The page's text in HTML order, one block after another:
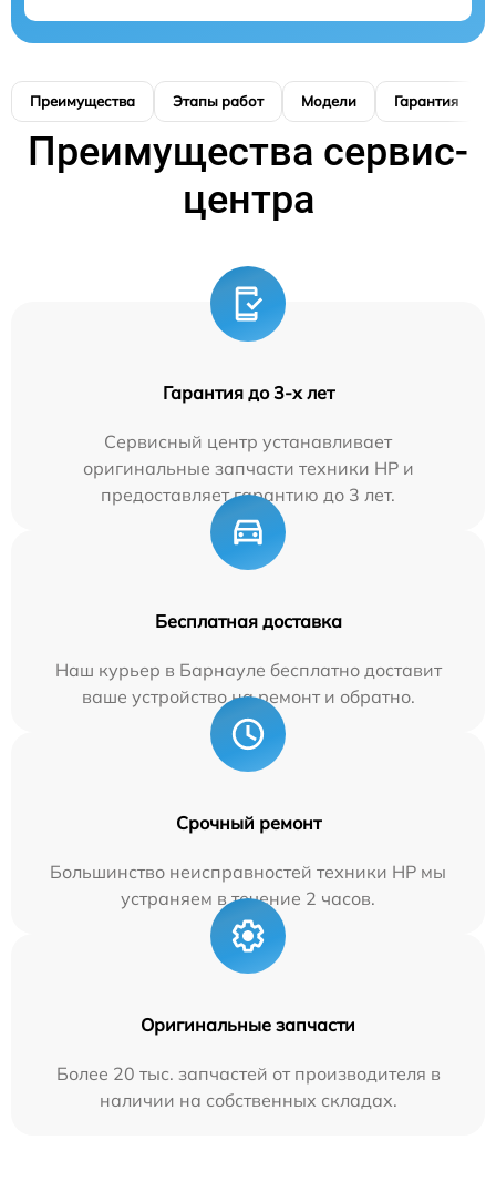
Преимущества Этапы работ Модели Гарантия
Преимущества сервис-
центра
Гарантия до 3-х лет
Сервисный центр устанавливает
оригинальные запчасти техники HP и
предоставляет гарантию до 3 лет.
Бесплатная доставка
Наш курьер в Барнауле бесплатно доставит
ваше устройство на ремонт и обратно.
Срочный ремонт
Большинство неисправностей техники HP мы
устраняем в течение 2 часов.
Оригинальные запчасти
Более 20 тыс. запчастей от производителя в
наличии на собственных складах.